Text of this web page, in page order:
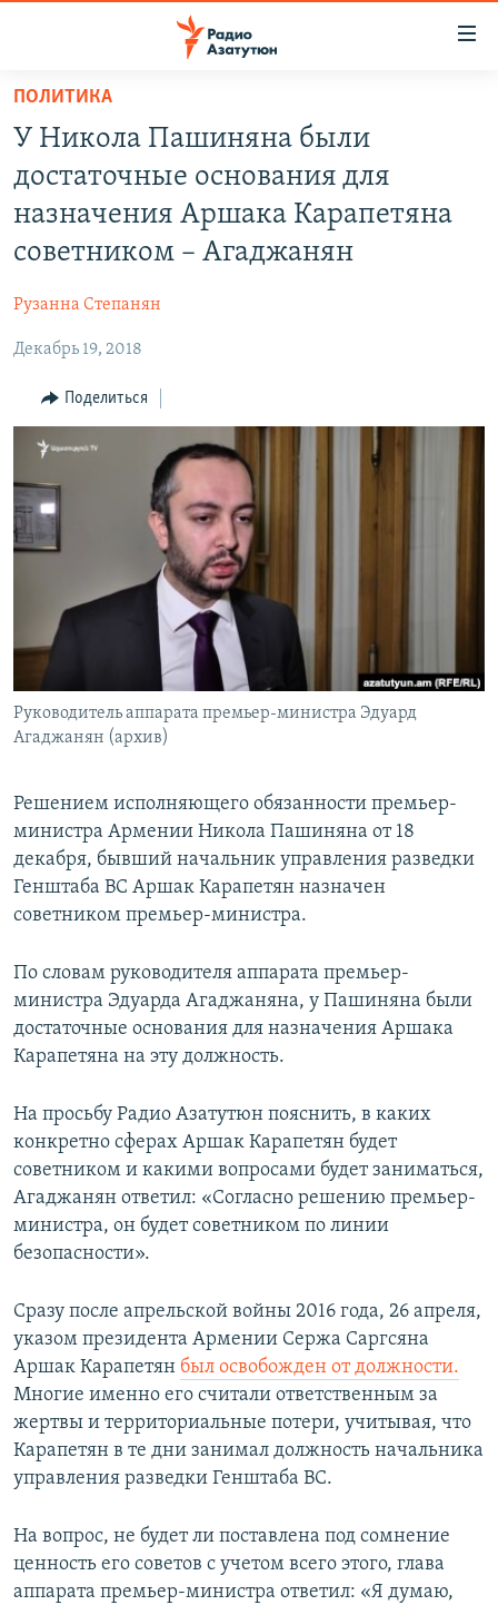
Перейти
основному
содержанию
основной
Перейти
РЕГИОН
НАГОРНЫЙ КАРАБАХ
КУЛЬТУРА
СПОРТ
АРХИВ
Հայերեն
Русский
Все сайты Радио Азатутюн
ПОЛИТИКА
У Никола Пашиняна были
достаточные основания для
назначения Аршака Карапетяна
советником – Агаджанян
Рузанна Степанян
Декабрь 19, 2018
Поделиться
Руководитель аппарата премьер-министра Эдуард
Агаджанян (архив)
Решением исполняющего обязанности премьер-
министра Армении Никола Пашиняна от 18
декабря, бывший начальник управления разведки
Генштаба ВС Аршак Карапетян назначен
советником премьер-министра.
По словам руководителя аппарата премьер-
министра Эдуарда Агаджаняна, у Пашиняна были
достаточные основания для назначения Аршака
Карапетяна на эту должность.
На просьбу Радио Азатутюн пояснить, в каких
конкретно сферах Аршак Карапетян будет
советником и какими вопросами будет заниматься,
Агаджанян ответил: «Согласно решению премьер-
министра, он будет советником по линии
безопасности».
Сразу после апрельской войны 2016 года, 26 апреля,
указом президента Армении Сержа Саргсяна
Аршак Карапетян был освобожден от должности.
Многие именно его считали ответственным за
жертвы и территориальные потери, учитывая, что
Карапетян в те дни занимал должность начальника
управления разведки Генштаба ВС.
На вопрос, не будет ли поставлена под сомнение
ценность его советов с учетом всего этого, глава
аппарата премьер-министра ответил: «Я думаю,